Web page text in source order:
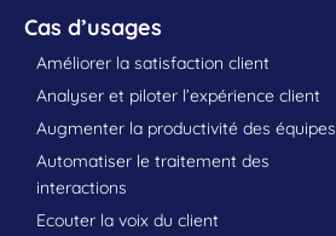
Cas d’usages
Améliorer la satisfaction client
Analyser et piloter l’expérience client
Augmenter la productivité des équipes
Automatiser le traitement des
interactions
Ecouter la voix du client